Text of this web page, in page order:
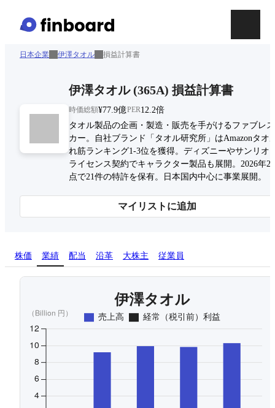
日本企業 伊澤タオル 損益計算書
伊澤タオル(365A) 損益計算書
時価総額¥77.9億PER12.2倍
タオル製品の企画・製造・販売を手がけるファブレ
カー。自社ブランド「タオル研究所」はAmazonタオ
れ筋ランキング1-3位を獲得。ディズニーやサンリオ
ライセンス契約でキャラクター製品も展開。2026年2
点で21件の特許を保有。日本国内中心に事業展開。
マイリストに追加
株価 業績 配当 沿革 大株主 従業員